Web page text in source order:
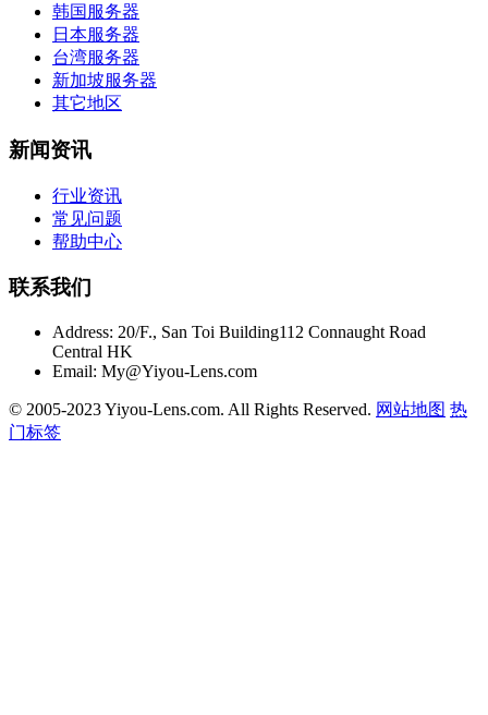
韩国服务器
日本服务器
台湾服务器
新加坡服务器
其它地区
新闻资讯
行业资讯
常见问题
帮助中心
联系我们
Address: 20/F., San Toi Building112 Connaught Road
Central HK
Email: My@Yiyou-Lens.com
© 2005-2023 Yiyou-Lens.com. All Rights Reserved. 网站地图 热
门标签